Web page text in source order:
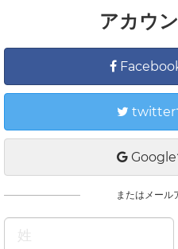
アカウ
twitter
Google
またはメール